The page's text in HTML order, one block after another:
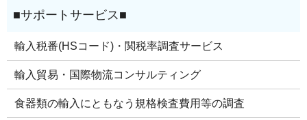
輸入税番(HSコード)・関税率調査サービス
輸入貿易・国際物流コンサルティング
食器類の輸入にともなう規格検査費用等の調査